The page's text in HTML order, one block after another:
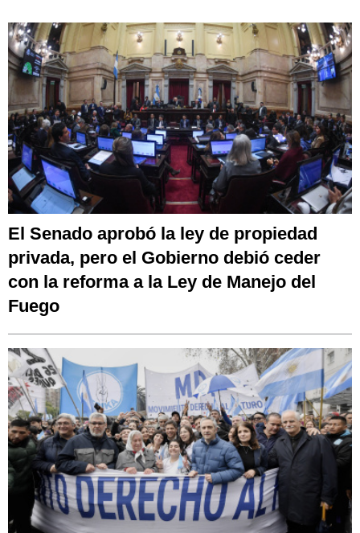
El Senado aprobó la ley de propiedad
privada, pero el Gobierno debió ceder
con la reforma a la Ley de Manejo del
Fuego